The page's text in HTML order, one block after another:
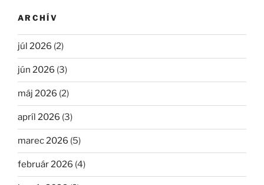
ARCHÍV
júl 2026 (2)
jún 2026 (3)
máj 2026 (2)
apríl 2026 (3)
marec 2026 (5)
február 2026 (4)